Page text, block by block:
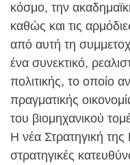
κόσμο, την
καθώς και τις
από αυτή τη
ένα συνεκτικό,
πολιτικής, το οποίο
πραγματικής
του βιομηχανικού
Η νέα Στρατηγική της
στρατηγικές